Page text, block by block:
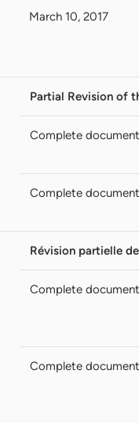
March 10, 2017
Partial Revision of
Complete document
Complete document
Révision partielle
Complete document
Complete document